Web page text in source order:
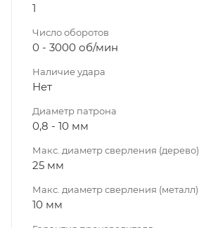
1
Число оборотов
0 - 3000 об/мин
Наличие удара
Нет
Диаметр патрона
0,8 - 10 мм
Макс. диаметр сверления (дерево)
25 мм
Макс. диаметр сверления (металл)
10 мм